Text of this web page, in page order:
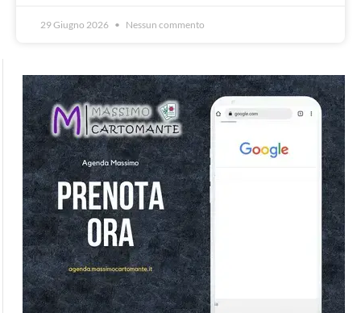
29 Giugno 2026 Nessun commento